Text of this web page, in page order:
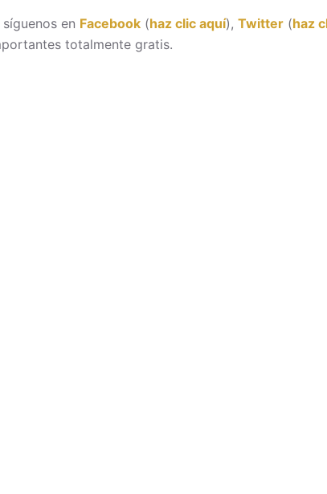
en Facebook (haz clic aquí),Twitter (haz
totalmente gratis.